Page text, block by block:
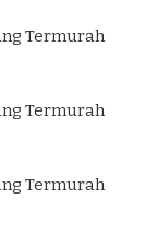
Termurah
Termurah
Termurah